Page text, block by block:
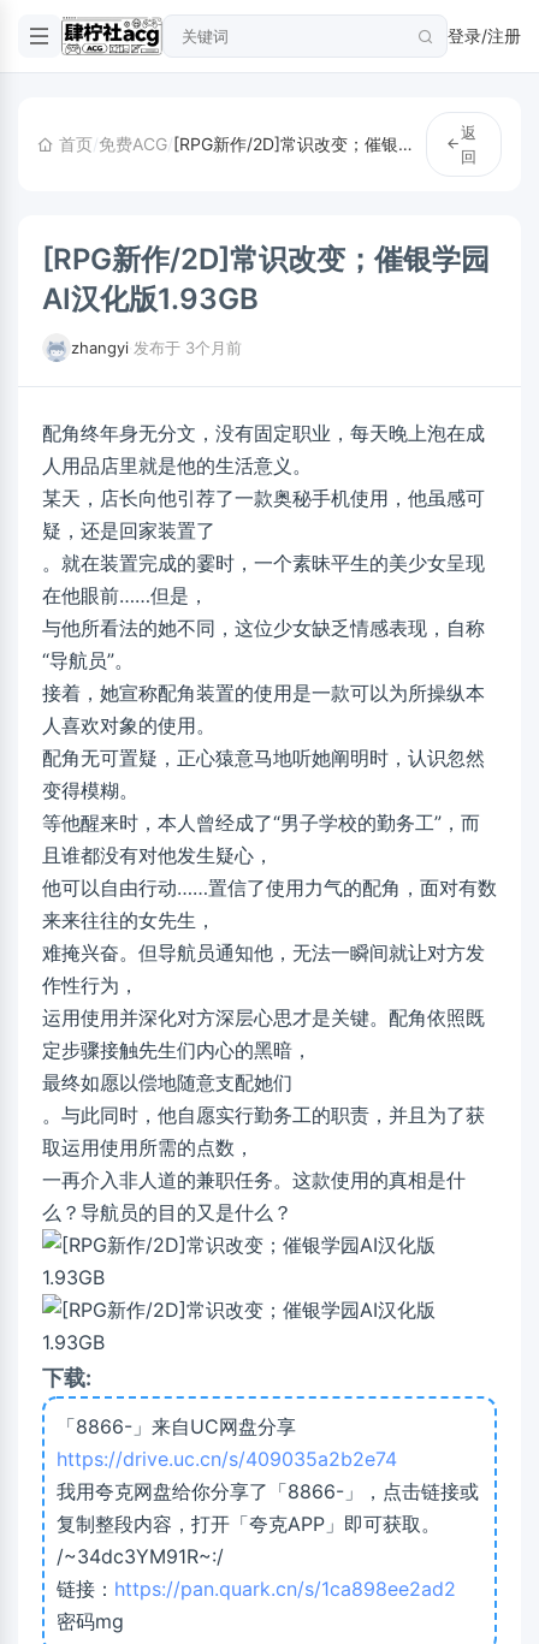
登录/注册
首页/免费ACG/ [RPG新作/2D]常识改变；催银学园AI汉化版1.93GB
返
回
[RPG新作/2D]常识改变；催银学园
AI汉化版1.93GB
zhangyi 发布于 3个月前
配角终年身无分文，没有固定职业，每天晚上泡在成
人用品店里就是他的生活意义。
某天，店长向他引荐了一款奥秘手机使用，他虽感可
疑，还是回家装置了
。就在装置完成的霎时，一个素昧平生的美少女呈现
在他眼前……但是，
与他所看法的她不同，这位少女缺乏情感表现，自称
“导航员”。
接着，她宣称配角装置的使用是一款可以为所操纵本
人喜欢对象的使用。
配角无可置疑，正心猿意马地听她阐明时，认识忽然
变得模糊。
等他醒来时，本人曾经成了“男子学校的勤务工”，而
且谁都没有对他发生疑心，
他可以自由行动……置信了使用力气的配角，面对有数
来来往往的女先生，
难掩兴奋。但导航员通知他，无法一瞬间就让对方发
作性行为，
运用使用并深化对方深层心思才是关键。配角依照既
定步骤接触先生们内心的黑暗，
最终如愿以偿地随意支配她们
。与此同时，他自愿实行勤务工的职责，并且为了获
取运用使用所需的点数，
一再介入非人道的兼职任务。这款使用的真相是什
么？导航员的目的又是什么？
下载:
「8866-」来自UC网盘分享
https://drive.uc.cn/s/409035a2b2e74
我用夸克网盘给你分享了「8866-」，点击链接或
复制整段内容，打开「夸克APP」即可获取。
/~34dc3YM91R~:/
链接： https://pan.quark.cn/s/1ca898ee2ad2
密码mg